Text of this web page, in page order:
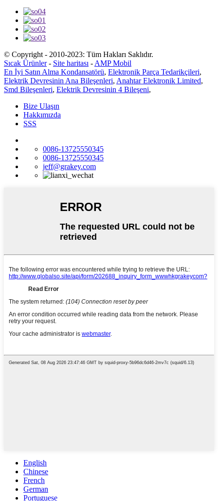
© Copyright - 2010-2023: Tüm Hakları Saklıdır.
Sıcak Ürünler- Site haritası - AMP Mobil
En İyi Satın Alma Kondansatörü, Elektronik Parça Tedarikçileri,
Elektrik Devresinin Ana Bileşenleri, Anahtar Elektronik Limited,
Smd Bileşenleri, Elektrik Devresinin 4 Bileşeni,
Bize Ulaşın
Hakkımızda
SSS
0086-13725550345
0086-13725550345
jeff@grakey.com
English
Chinese
French
German
Portuguese